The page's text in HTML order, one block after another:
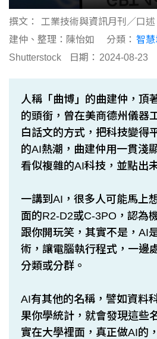
撰文：
工業技術與資訊月刊／口
建仲、整理：陳怡如 分類： 智慧
Shutterstock
日期： 2024-08-23
人稱「曲博」的曲建仲，頂
的頭銜，曾在美商德州儀器
白話文的方式，把科技變得
的AI熱潮，曲建仲用一貫淺
看似複雜的AI科技，並點出
一講到AI，很多人可能馬上
面的R2-D2或C-3PO，認為
跟你開玩笑，其實不是，AI
術，讓電腦執行程式，一邊
分類或分群。
AI有其他的名稱，譬如資料
果你學統計，就會發現這些
實在大學裡面，真正做AI的